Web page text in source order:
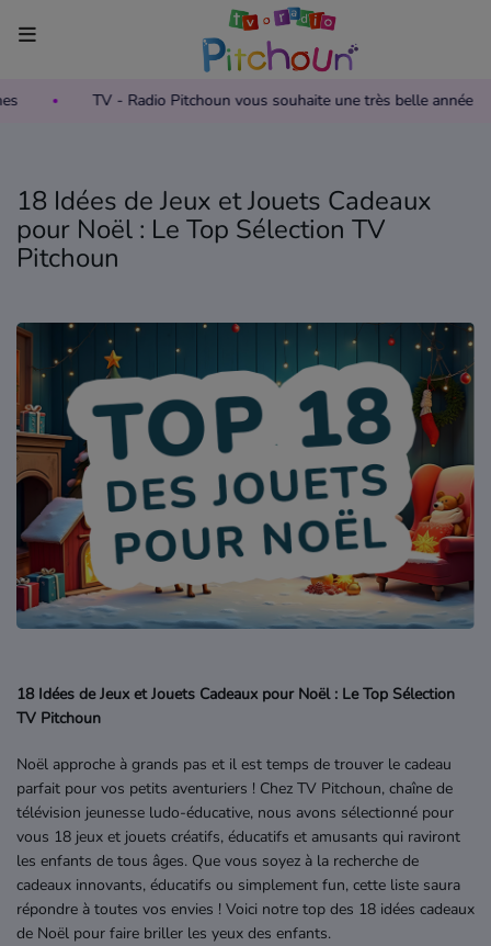
Jaunes TV - Radio Pitchoun vous souhaite une très
Accueil
Grille des programmes TV
Replay TV Pitchoun
Radio
Grille des programmes Radio
Podcasts
Où écouter Radio Pitchoun ?
Pitchoun Rédac
Contact
18 Idées de Jeux et Jouets Cadeaux
pour Noël : Le Top Sélection TV
Pitchoun
18 Idées de Jeux et Jouets Cadeaux pour Noël : Le Top Sélection
TV Pitchoun
Noël approche à grands pas et il est temps de trouver le cadeau
parfait pour vos petits aventuriers ! Chez TV Pitchoun, chaîne de
télévision jeunesse ludo-éducative, nous avons sélectionné pour
vous 18 jeux et jouets créatifs, éducatifs et amusants qui raviront
les enfants de tous âges. Que vous soyez à la recherche de
cadeaux innovants, éducatifs ou simplement fun, cette liste saura
répondre à toutes vos envies ! Voici notre top des 18 idées cadeaux
de Noël pour faire briller les yeux des enfants.